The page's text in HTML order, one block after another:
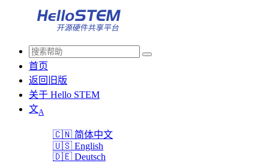
首页
返回旧版
关于 Hello STEM
文A
🇨🇳 简体中文
🇺🇸 English
🇩🇪 Deutsch